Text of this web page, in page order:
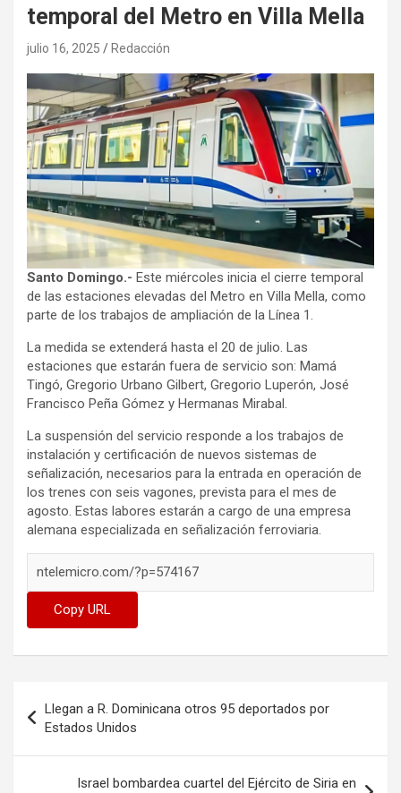
temporal del Metro en Villa Mella
julio 16, 2025 Redacción
Santo Domingo.- Este miércoles inicia el cierre temporal
de las estaciones elevadas del Metro en Villa Mella, como
parte de los trabajos de ampliación de la Línea 1.
La medida se extenderá hasta el 20 de julio. Las
estaciones que estarán fuera de servicio son: Mamá
Tingó, Gregorio Urbano Gilbert, Gregorio Luperón, José
Francisco Peña Gómez y Hermanas Mirabal.
La suspensión del servicio responde a los trabajos de
instalación y certificación de nuevos sistemas de
señalización, necesarios para la entrada en operación de
los trenes con seis vagones, prevista para el mes de
agosto. Estas labores estarán a cargo de una empresa
alemana especializada en señalización ferroviaria.
Copy URL
de
entradas
Llegan a R. Dominicana otros 95 deportados por
Estados Unidos
Israel bombardea cuartel del Ejército de Siria en